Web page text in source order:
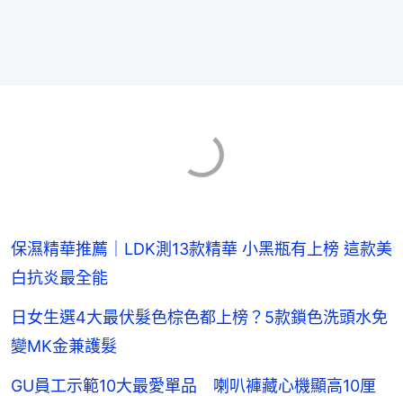
保濕精華推薦｜LDK測13款精華 小黑瓶有上榜 這款美
白抗炎最全能
日女生選4大最伏髮色棕色都上榜？5款鎖色洗頭水免
變MK金兼護髮
GU員工示範10大最愛單品 喇叭褲藏心機顯高10厘